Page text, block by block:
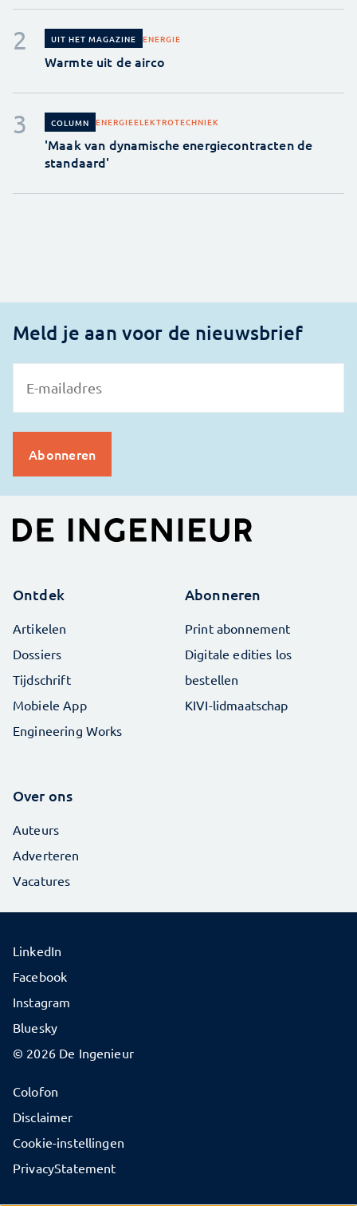
UIT HET MAGAZINE ENERGIE
Warmte uit de airco
COLUMN ENERGIEELEKTROTECHNIEK
'Maak van dynamische energiecontracten de
standaard'
Meld je aan voor de nieuwsbrief
Ontdek
Artikelen
Dossiers
Tijdschrift
Mobiele App
Engineering Works
Abonneren
Print abonnement
Digitale edities los
bestellen
KIVI-lidmaatschap
Over ons
Auteurs
Adverteren
Vacatures
© 2026 De Ingenieur
Colofon
Disclaimer
Cookie-instellingen
PrivacyStatement
LinkedIn
Facebook
Instagram
Bluesky